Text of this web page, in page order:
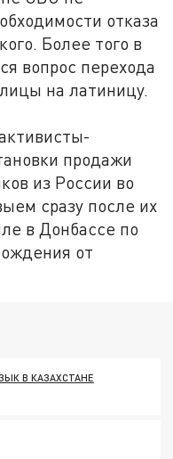
отказа
Более того в
вопрос перехода
на латиницу.
продажи
из России во
сразу после их
в Донбассе по
от
В КАЗАХСТАНЕ